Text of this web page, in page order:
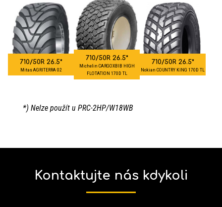
710/50R 26.5*
Mitas AGRITERRA 02
710/50R 26.5*
Michelin CARGOXBIB HIGH
FLOTATION 170D TL
710/50R 26.5*
Nokian COUNTRY KING 170D TL
*) Nelze použít u PRC-2HP/W18WB
Kontaktujte nás kdykoli